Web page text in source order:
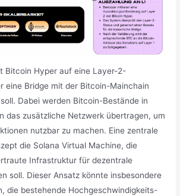
Bitcoin Hyper auf eine Layer-2-
eine Bridge mit der Bitcoin-Mainchain
Dabei werden Bitcoin-Bestände in
das zusätzliche Netzwerk übertragen, um
nutzbar zu machen. Eine zentrale
die Solana Virtual Machine, die
Infrastruktur für dezentrale
soll. Dieser Ansatz könnte insbesondere
die bestehende Hochgeschwindigkeits-